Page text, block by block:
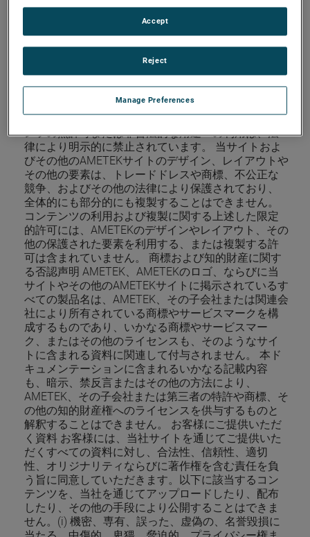
テンツがインターネットやその他の商業ネットワー
クまたはいかなる媒体でも散布されないこと、(4) グ
ラフィックは、元々表示されていたテキスト形式コ
ンテンツの部分を構成するものとしてのみ利用した
り複製されること、および (5) コンテンツにはいかな
る修正も加えられないこと。そのような利用や複製
は、AMETEK以外のいかなる人物にもコンテンツの所
有権や著作権、またはAMETEKの商標の利用または獲
得の権利を付与するものではありません。当コンテ
ンツの無許可または非合法的な用途への利用は、法
律により明示的に禁止されています。 当サイトおよ
びその他のAMETEKサイトのデザイン、レイアウトや
その他の要素は、トレードドレスや商標、不公正な
競争、およびその他の法律により保護されており、
全体的にも部分的にも複製することはできません。
コンテンツの利用および複製に関する上述した限定
的許可には、AMETEKのデザインやレイアウト、その
他の保護された要素を利用する、または複製する許
可は含まれていません。 商標および知的財産に関す
る否認声明 AMETEK、AMETEKのロゴ、ならびに当
サイトやその他のAMETEKサイトに掲示されているす
べての製品名は、AMETEK、その子会社または関連会
社により所有されている商標やサービスマークを構
成するものであり、いかなる商標やサービスマー
ク、またはその他のライセンスも、そのようなサイ
トに含まれる資料に関連して付与されません。 本ド
キュメンテーションに含まれるいかなる記載内容
も、暗示、禁反言またはその他の方法により、
AMETEK、その子会社または第三者の特許や商標、そ
の他の知的財産権へのライセンスを供与するものと
解釈することはできません。 お客様にご提供いただ
く資料 お客様には、当社サイトを通じてご提供いた
だくすべての資料に対し、合法性、信頼性、適切
性、オリジナリティならびに著作権を含む責任を負
う旨に同意していただきます。以下に該当するコン
テンツを、当社を通じてアップロードしたり、配布
したり、その他の手段により公開することはできま
せん。(i) 機密、専有、誤った、虚偽の、名誉毀損に
Manage Preferences
Reject
Accept